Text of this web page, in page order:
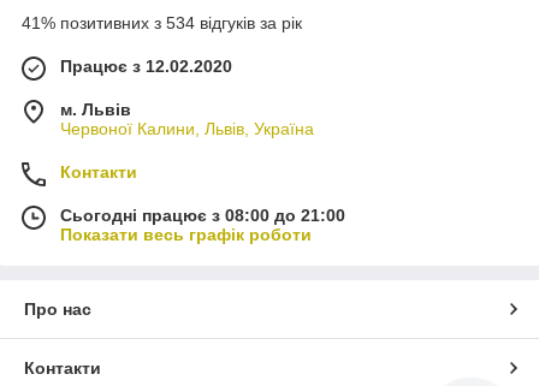
41% позитивних з 534 відгуків за рік
Працює з 12.02.2020
м. Львів
Червоної Калини, Львів, Україна
Контакти
Сьогодні працює з 08:00 до 21:00
Показати весь графік роботи
Про нас
Контакти